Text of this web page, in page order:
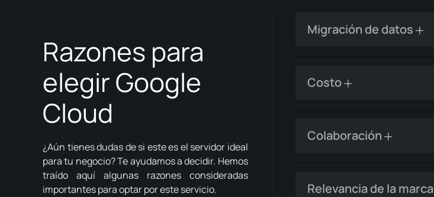
Razones para
elegir Google
Cloud
¿Aún tienes dudas de si este es el servidor ideal
para tu negocio?Te ayudamos a decidir. Hemos
traído aquí algunas razones consideradas
importantes para optar por este servicio.
Migración de datos
Costo
Colaboración
Relevancia de la marca